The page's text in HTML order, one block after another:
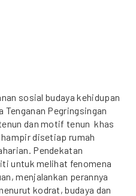
sosial budaya kehidupan
Tenganan Pegringsingan
dan motif tenun khas
disetiap rumah
Pendekatan
untuk melihat fenomena
menjalankan perannya
kodrat, budaya dan